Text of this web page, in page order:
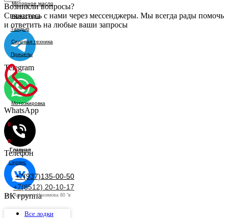
0
0
Главная
Сервис
+7(937)135-00-50
+7(8512) 20-10-17
ул. Адмирала Нахимова 80 "в
Возникли вопросы?
Свяжитесь с нами через мессенджеры. Мы всегда рады помочь
и ответить на любые ваши запросы
Telegram
WhatsApp
Телефон
ВК группа
Все лодки